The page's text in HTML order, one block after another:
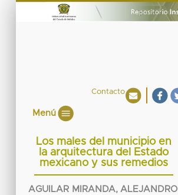
Contacto
Menú
Los males del municipio en
la arquitectura del Estado
mexicano y sus remedios
AGUILAR MIRANDA, ALEJANDRO